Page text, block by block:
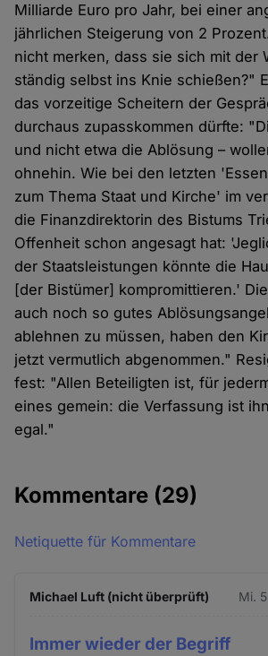
Milliarde Euro pro Jahr, bei einer
jährlichen Steigerung von 2
nicht merken, dass sie sich mit der
ständig selbst ins Knie schießen?"
das vorzeitige Scheitern der
durchaus zupasskommen dürfte:
und nicht etwa die Ablösung –
ohnehin. Wie bei den letzten
zum Thema Staat und Kirche' im
die Finanzdirektorin des Bistums
Offenheit schon angesagt hat:
der Staatsleistungen könnte die
[der Bistümer] kompromittieren.'
auch noch so gutes
ablehnen zu müssen, haben den
jetzt vermutlich abgenommen."
fest: "Allen Beteiligten ist, für
eines gemein: die Verfassung ist
egal."
Kommentare (29)
Netiquette für Kommentare
Michael Luft (nicht überprüft) Mi.
Immer wieder der Begriff